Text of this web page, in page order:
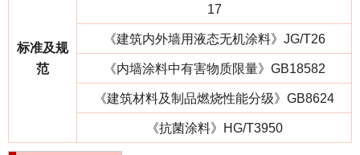
标准及规
范
17
《建筑内外墙用液态无机涂料》JG/T26
《内墙涂料中有害物质限量》GB18582
《建筑材料及制品燃烧性能分级》GB8624
《抗菌涂料》HG/T3950